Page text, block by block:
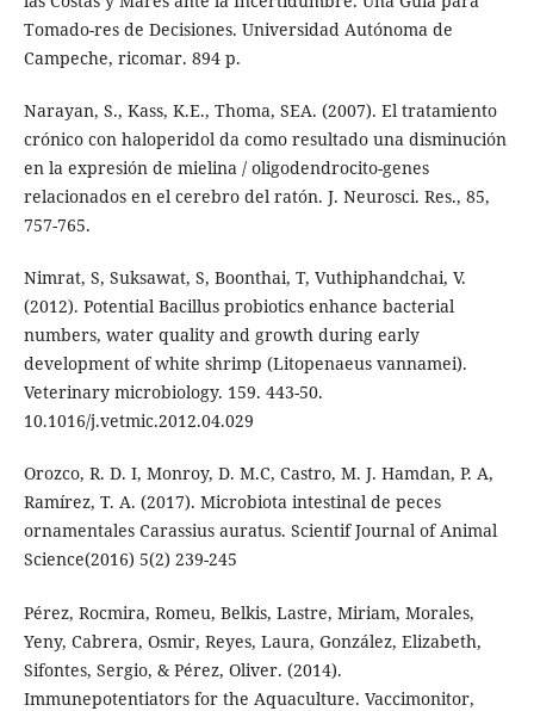
Tomado-res de Decisiones. Universidad Autónoma de
Campeche, ricomar. 894 p.
Narayan, S., Kass, K.E., Thoma, SEA. (2007). El tratamiento
crónico con haloperidol da como resultado una disminución
en la expresión de mielina / oligodendrocito-genes
relacionados en el cerebro del ratón. J. Neurosci. Res., 85,
757-765.
Nimrat, S, Suksawat, S, Boonthai, T, Vuthiphandchai, V.
(2012). Potential Bacillus probiotics enhance bacterial
numbers, water quality and growth during early
development of white shrimp (Litopenaeus vannamei).
Veterinary microbiology. 159. 443-50.
10.1016/j.vetmic.2012.04.029
Orozco, R. D. I, Monroy, D. M.C, Castro, M. J. Hamdan, P. A,
Ramírez, T. A. (2017). Microbiota intestinal de peces
ornamentales Carassius auratus. Scientif Journal of Animal
Science(2016) 5(2) 239-245
Pérez, Rocmira, Romeu, Belkis, Lastre, Miriam, Morales,
Yeny, Cabrera, Osmir, Reyes, Laura, González, Elizabeth,
Sifontes, Sergio, & Pérez, Oliver. (2014).
Immunepotentiators for the Aquaculture. Vaccimonitor,